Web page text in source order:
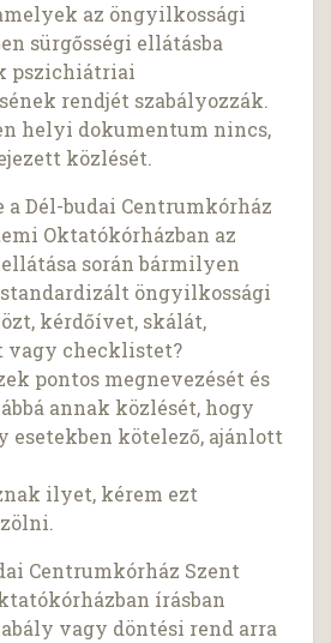
az öngyilkossági
sürgősségi ellátásba
pszichiátriai
rendjét szabályozzák.
helyi dokumentum nincs,
közlését.
Dél-budai Centrumkórház
Oktatókórházban az
során bármilyen
öngyilkossági
kérdőívet, skálát,
vagy checklistet?
pontos megnevezését és
annak közlését, hogy
esetekben kötelező, ajánlott
ilyet, kérem ezt
Centrumkórház Szent
írásban
vagy döntési rend arra